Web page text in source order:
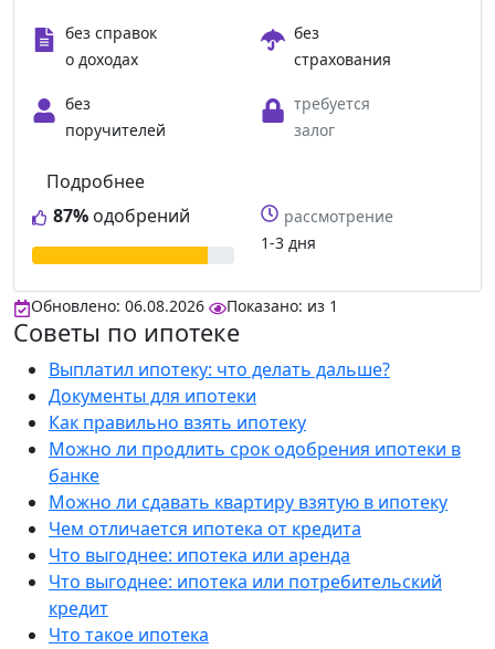
без справок
о доходах
без
страхования
без
поручителей
требуется
залог
87% одобрений
Подробнее
рассмотрение
1-3 дня
Обновлено: 06.08.2026 Показано: из 1
Советы по ипотеке
Выплатил ипотеку: что делать дальше?
Документы для ипотеки
Как правильно взять ипотеку
Можно ли продлить срок одобрения ипотеки в
банке
Можно ли сдавать квартиру взятую в ипотеку
Чем отличается ипотека от кредита
Что выгоднее: ипотека или аренда
Что выгоднее: ипотека или потребительский
кредит
Что такое ипотека